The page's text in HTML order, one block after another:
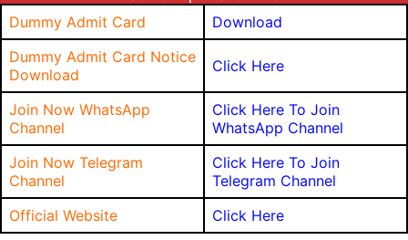
Dummy Admit Card
Download
Dummy Admit Card Notice
Download
Click Here
Join Now WhatsApp
Channel
Click Here To Join
WhatsApp Channel
Join Now Telegram
Channel
Click Here To Join
Telegram Channel
Official Website
Click Here